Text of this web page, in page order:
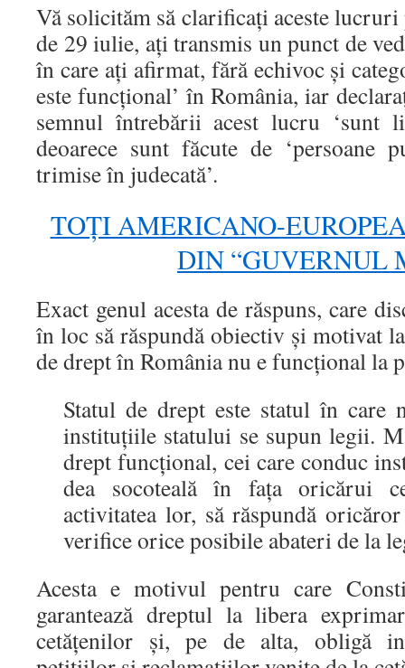
Vă solicităm să clarificaţi aceste lucruri
de 29 iulie, aţi transmis un punct de
în care aţi afirmat, fără echivoc şi
este funcţional’ în România, iar
semnul întrebării acest lucru ‘sunt
deoarece sunt făcute de ‘persoane
trimise în judecată’.
TOŢI AMERICANO-
DIN “GUVERNUL
Exact genul acesta de răspuns, care
în loc să răspundă obiectiv şi motivat
de drept în România nu e funcţional la
Statul de drept este statul în care
instituţiile statului se supun legii.
drept funcţional, cei care conduc
dea socoteală în faţa oricărui
activitatea lor, să răspundă
verifice orice posibile abateri de la
Acesta e motivul pentru care
garantează dreptul la libera
cetăţenilor şi, pe de alta, obligă